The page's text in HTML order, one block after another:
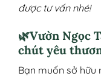
được tư vấn nhé!
🌿Vườn Ngọc
chút yêu
Bạn muốn sở hữu